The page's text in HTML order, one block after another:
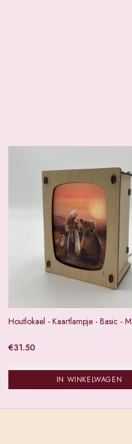
Houtlokael - Kaartlampje - Basic -
€31.50
IN WINKELWAGEN